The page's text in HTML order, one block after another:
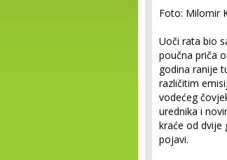
Foto: Milomir
Uoči rata bio
poučna priča
godina ranije
različitim
vodećeg
urednika i
kraće od dvije
pojavi.